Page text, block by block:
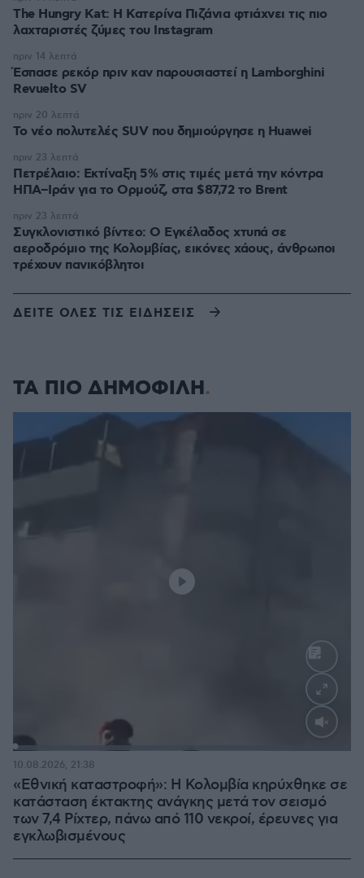
The Hungry Kat: Η Κατερίνα Πιζάνια φτιάχνει τις πιο
λαχταριστές ζύμες του Instagram
Έσπασε ρεκόρ πριν καν παρουσιαστεί η Lamborghini
Revuelto SV
πριν 14 λεπτά
Το νέο πολυτελές SUV που δημιούργησε η Huawei
πριν 20 λεπτά
Πετρέλαιο: Εκτίναξη 5% στις τιμές μετά την κόντρα
ΗΠΑ–Ιράν για το Ορμούζ, στα $87,72 το Brent
πριν 23 λεπτά
Συγκλονιστικό βίντεο: Ο Εγκέλαδος χτυπά σε
αεροδρόμιο της Κολομβίας, εικόνες χάους, άνθρωποι
τρέχουν πανικόβλητοι
πριν 23 λεπτά
ΔΕΙΤΕ ΟΛΕΣ ΤΙΣ ΕΙΔΗΣΕΙΣ
ΤΑ ΠΙΟ ΔΗΜΟΦΙΛΗ
Loaded
«Εθνική καταστροφή»: Η Κολομβία κηρύχθηκε σε
κατάσταση έκτακτης ανάγκης μετά τον σεισμό
των 7,4 Ρίχτερ, πάνω από 110 νεκροί, έρευνες για
εγκλωβισμένους
10.08.2026, 21:38